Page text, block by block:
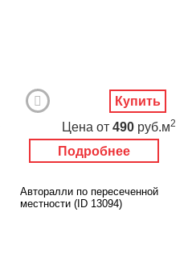
Подробнее
Цена от 490 руб.м2
Купить
Авторалли по пересеченной
местности (ID 13094)